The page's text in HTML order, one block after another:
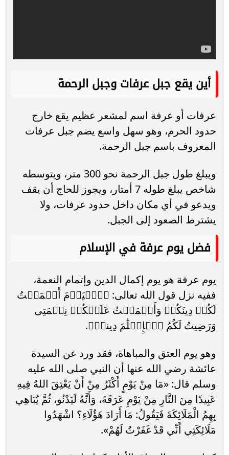
أين يقع جبل عرفات وجبل الرحمة
عرفات أو عرفة اسم لمشعر عظيم يقع خارج
حدود الحرم، وهو سهل واسع يضم جبل عرفات
المعروف باسم جبل الرحمة.
ويبلغ طول جبل الرحمة نحو 300 متر، ويتوسطه
شاخص يبلغ طوله 7 أمتار، ويجوز للحاج أن يقف
ويدعو في أي مكان داخل حدود عرفات، ولا
يشترط الصعود إلى الجبل.
فضل يوم عرفة في الإسلام
يوم عرفة هو يوم إكمال الدين وإتمام النعمة،
ففيه نزل قول الله تعالى: ﴿ٱلۡیَوۡمَ أَكۡمَلۡتُ
لَكُمۡ دِینَكُمۡ وَأَتۡمَمۡتُ عَلَیۡكُمۡ نِعۡمَتِی
وَرَضِیتُ لَكُمُ ٱلۡإِسۡلَٰمَ دِیناۚ﴾.
وهو يوم العتق والمباهاة، فقد ورد عن السيدة
عائشة رضي الله عنها أن النبي صلى الله عليه
وسلم قال: «مَا مِنْ يَوْمٍ أَكْثَرُ مِنْ أَنْ يَعْتِقَ اللهُ فِيهِ
عَبِيدًا مِنَ النَّارِ مِنْ يَوْمِ عَرَفَةَ، وَأَنَّهُ لَيَدْنُو، ثُمَّ يُبَاهِي
بِهِمُ الْمَلَائِكَةَ فَيَقُولُ: مَا أَرَادَ هَؤُلَاءِ؟ اشْهَدُوا
مَلَائِكَتِي أَنِّي قَدْ غَفَرْتُ لَهُمْ».